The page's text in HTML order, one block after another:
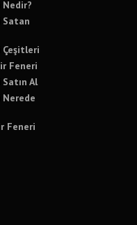
Satan
Çeşitleri
Feneri
Al
Nerede
Feneri